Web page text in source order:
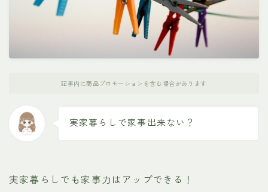
記事内に商品プロモーションを含む場合があります
実家暮らしで家事出来ない？
実家暮らしでも家事力はアップできる！